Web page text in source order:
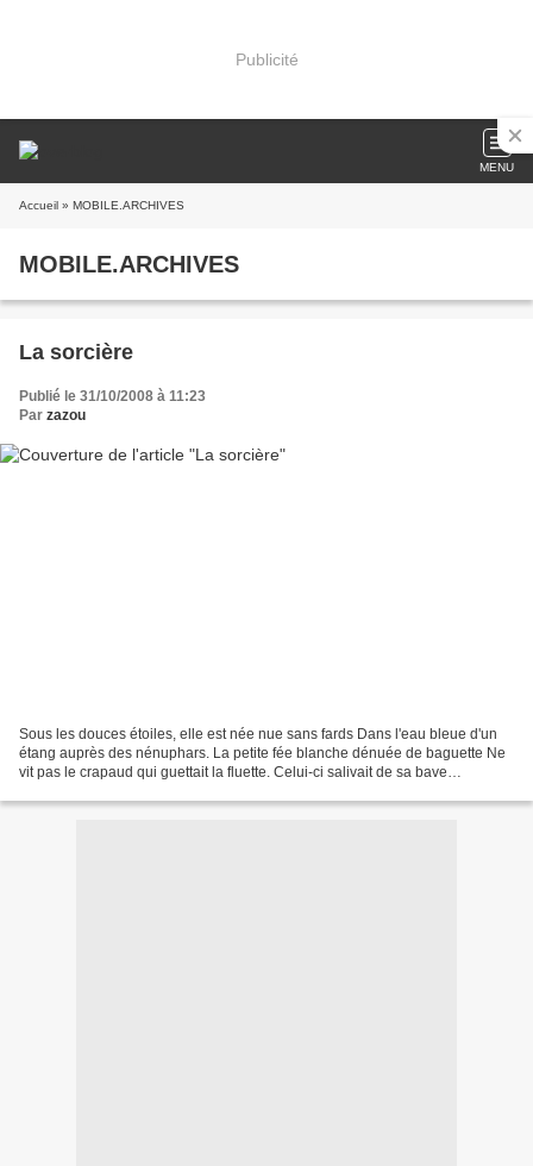
Publicité
MENU
Accueil » MOBILE.ARCHIVES
MOBILE.ARCHIVES
La sorcière
Publié le 31/10/2008 à 11:23
Par zazou
Sous les douces étoiles, elle est née nue sans fards Dans l'eau bleue d'un
étang auprès des nénuphars. La petite fée blanche dénuée de baguette Ne
vit pas le crapaud qui guettait la fluette. Celui-ci salivait de sa bave